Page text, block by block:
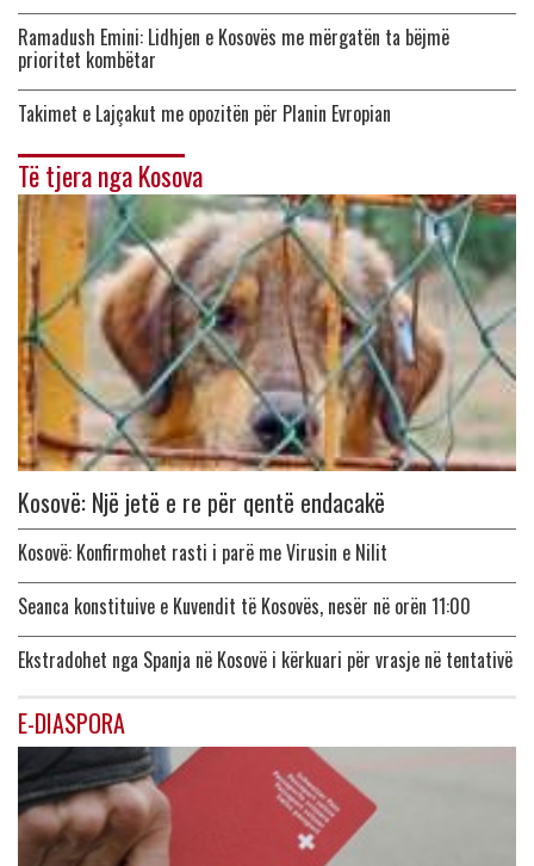
Ramadush Emini: Lidhjen e Kosovës me mërgatën ta bëjmë
prioritet kombëtar
Takimet e Lajçakut me opozitën për Planin Evropian
Të tjera nga Kosova
Kosovë: Një jetë e re për qentë endacakë
Kosovë: Konfirmohet rasti i parë me Virusin e Nilit
Seanca konstituive e Kuvendit të Kosovës, nesër në orën 11:00
Ekstradohet nga Spanja në Kosovë i kërkuari për vrasje në tentativë
E-DIASPORA